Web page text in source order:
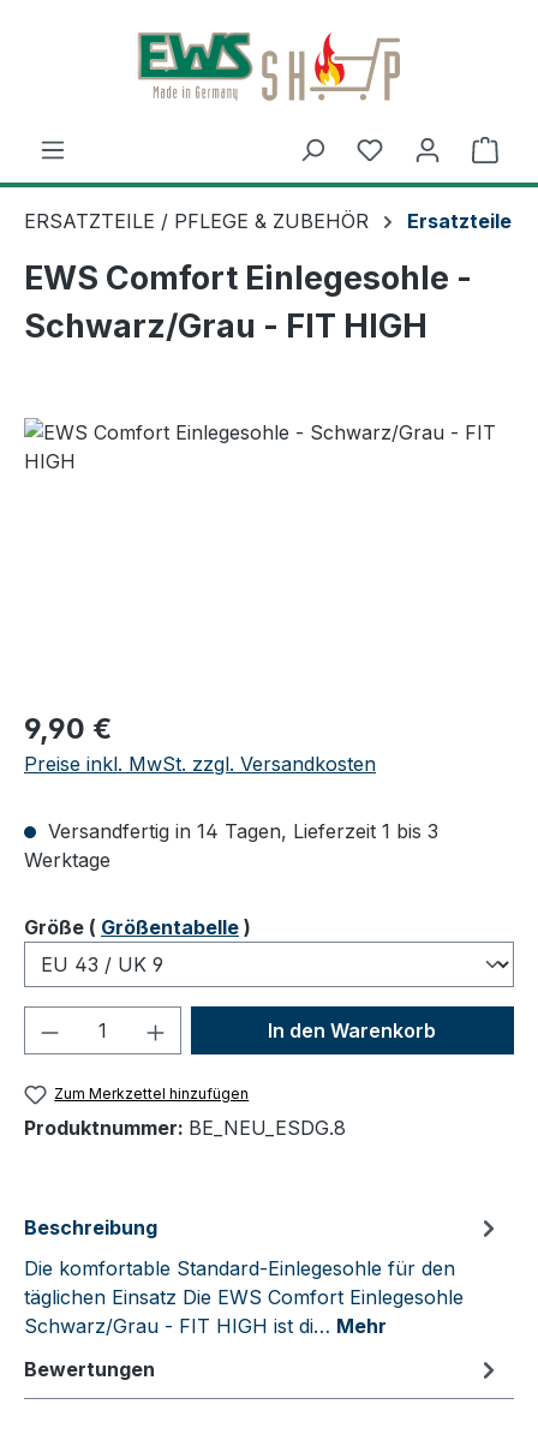
Zum Hauptinhalt springen
ERSATZTEILE / PFLEGE & ZUBEHÖR Ersatzteile
EWS Comfort Einlegesohle -
Schwarz/Grau - FIT HIGH
Regulärer Preis:
9,90 €
Preise inkl. MwSt. zzgl. Versandkosten
Versandfertig in 14 Tagen, Lieferzeit 1 bis 3
Werktage
Größeauswählen
( Größentabelle )
Produkt Anzahl: Gib denIn den Warenkorb
Zum Merkzettel hinzufügen
Produktnummer: BE_NEU_ESDG.8
Beschreibung
Die komfortable Standard-Einlegesohle für den
täglichen Einsatz Die EWS Comfort Einlegesohle
Schwarz/Grau - FIT HIGH ist di… Mehr
Bewertungen